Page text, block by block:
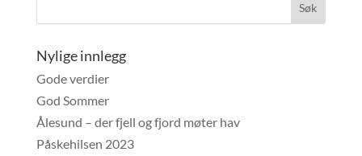
Nylige innlegg
Gode verdier
God Sommer
Ålesund – der fjell og fjord møter hav
Påskehilsen 2023